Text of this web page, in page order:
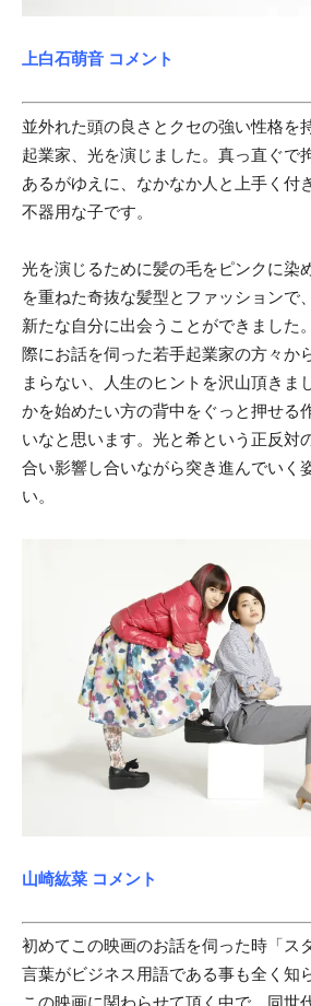
上白石萌音 コメント
並外れた頭の良さとクセの強い性格を
起業家、光を演じました。真っ直ぐで
あるがゆえに、なかなか人と上手く付
不器用な子です。
光を演じるために髪の毛をピンクに染
を重ねた奇抜な髪型とファッションで
新たな自分に出会うことができました
際にお話を伺った若手起業家の方々か
まらない、人生のヒントを沢山頂きま
かを始めたい方の背中をぐっと押せる
いなと思います。光と希という正反対
合い影響し合いながら突き進んでいく
い。
山崎紘菜 コメント
初めてこの映画のお話を伺った時「ス
言葉がビジネス用語である事も全く知
この映画に関わらせて頂く中で、同世